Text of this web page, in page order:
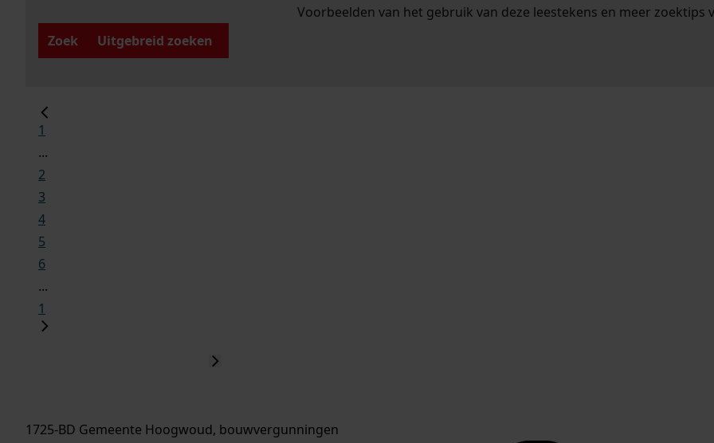
Voorbeelden van het gebruik van deze leestekens en meer zoektips
Zoek
Uitgebreid zoeken
1
...
2
3
4
5
6
...
1
1725-BD Gemeente Hoogwoud, bouwvergunningen